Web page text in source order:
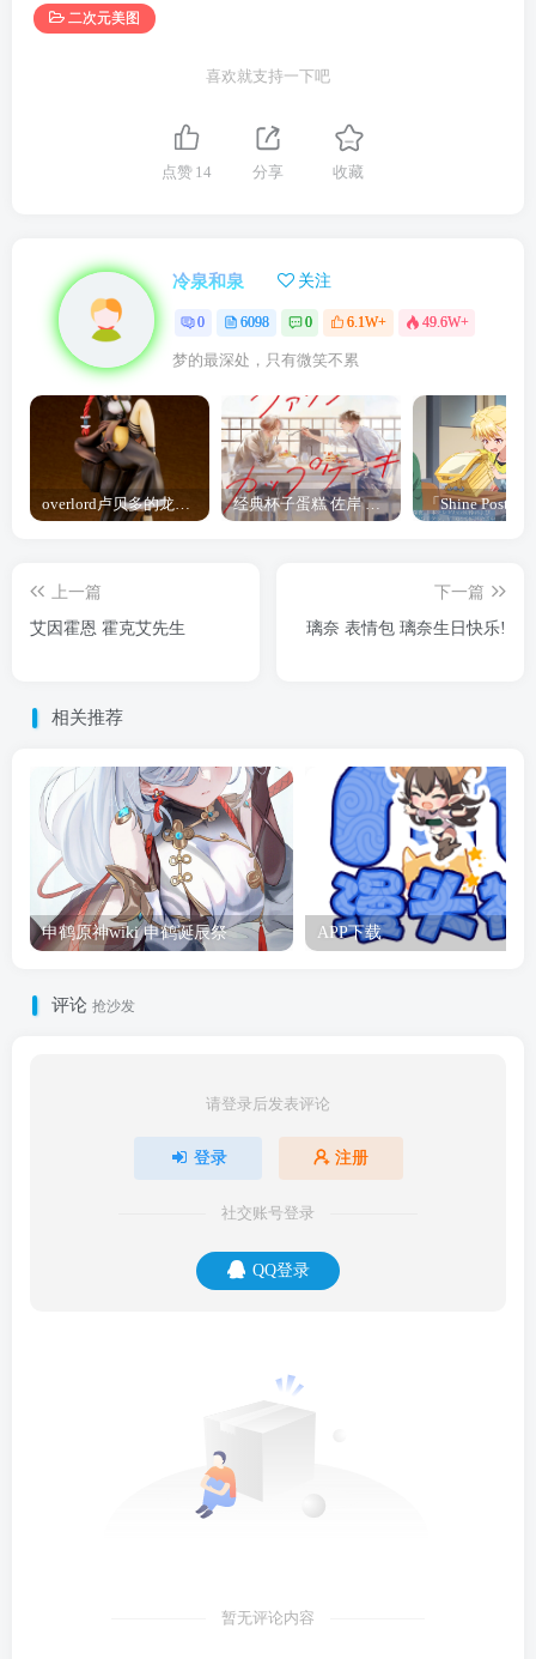
二次元美图
喜欢就支持一下吧
点赞 14 分享 收藏
冷泉和泉 关注
0 6098 0 6.1W+ 49.6W+
梦的最深处，只有微笑不累
overlord卢贝多的龙王谁厉害 「Overlord」露普斯蕾琪娜·贝塔手办开订 经典杯子蛋糕 佐岸 漫画「经典杯子蛋糕」宣布真人日剧化
上一篇
艾因霍恩 霍克艾先生
下一篇
璃奈 表情包 璃奈生日快乐!
相关推荐
申鹤原神wiki 申鹤诞辰祭 APP下载
评论 抢沙发
请登录后发表评论
登录 注册
社交账号登录
QQ登录
暂无评论内容